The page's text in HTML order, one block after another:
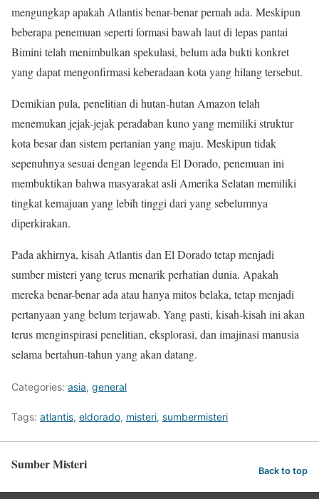
mengungkap apakah Atlantis benar-benar pernah ada. Meskipun
beberapa penemuan seperti formasi bawah laut di lepas pantai
Bimini telah menimbulkan spekulasi, belum ada bukti konkret
yang dapat mengonfirmasi keberadaan kota yang hilang tersebut.
Demikian pula, penelitian di hutan-hutan Amazon telah
menemukan jejak-jejak peradaban kuno yang memiliki struktur
kota besar dan sistem pertanian yang maju. Meskipun tidak
sepenuhnya sesuai dengan legenda El Dorado, penemuan ini
membuktikan bahwa masyarakat asli Amerika Selatan memiliki
tingkat kemajuan yang lebih tinggi dari yang sebelumnya
diperkirakan.
Pada akhirnya, kisah Atlantis dan El Dorado tetap menjadi
sumber misteri yang terus menarik perhatian dunia. Apakah
mereka benar-benar ada atau hanya mitos belaka, tetap menjadi
pertanyaan yang belum terjawab. Yang pasti, kisah-kisah ini akan
terus menginspirasi penelitian, eksplorasi, dan imajinasi manusia
selama bertahun-tahun yang akan datang.
Categories: asia, general
Tags: atlantis, eldorado, misteri, sumbermisteri
Sumber Misteri Back to top